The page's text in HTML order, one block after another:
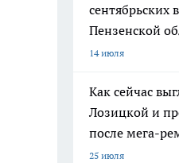
сентябрьских
Пензенской
14 июля
Как сейчас
Лозицкой и
после мега-
25 июля